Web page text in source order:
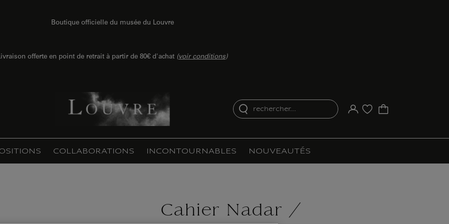
Boutique officielle du musée du Louvre
offerte en point de retrait à partir de 80€ d'achat (voir conditions)
rechercher...
Votre compte
Liste d'achat
COLLABORATIONS INCONTOURNABLES NOUVEAUTÉS
Cahier Nadar /